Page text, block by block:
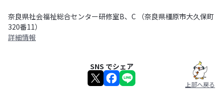
奈良県社会福祉総合センター研修室B、C （奈良県橿原市大久保町
320番11）
詳細情報
SNS でシェア
上部へ戻る